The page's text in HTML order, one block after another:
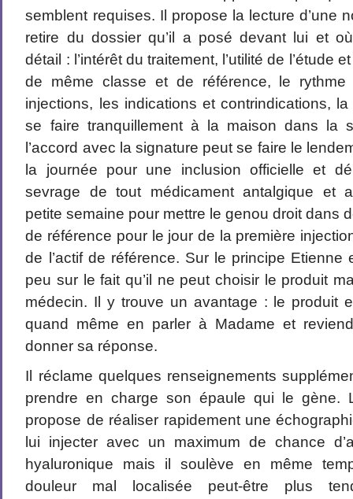
semblent requises. Il propose la lecture d’une
retire du dossier qu’il a posé devant lui et
détail : l’intérêt du traitement, l’utilité de l’étude
de même classe et de référence, le
injections, les indications et contrindications,
se faire tranquillement à la maison dans la
l’accord avec la signature peut se faire le
la journée pour une inclusion officielle et
sevrage de tout médicament antalgique et
petite semaine pour mettre le genou droit dans
de référence pour le jour de la première
de l’actif de référence. Sur le principe Etienne
peu sur le fait qu’il ne peut choisir le produit
médecin. Il y trouve un avantage : le produit
quand même en parler à Madame et
donner sa réponse.
Il réclame quelques renseignements
prendre en charge son épaule qui le gène.
propose de réaliser rapidement une
lui injecter avec un maximum de chance
hyaluronique mais il soulève en même
douleur mal localisée peut-être plus